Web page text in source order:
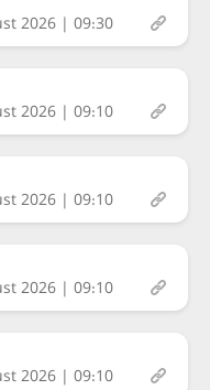
2026 | 09:30
2026 | 09:10
2026 | 09:10
2026 | 09:10
2026 | 09:10